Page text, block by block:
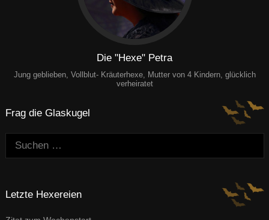
Die "Hexe" Petra
Jung geblieben, Vollblut- Kräuterhexe, Mutter von 4 Kindern, glücklich
verheiratet
Frag die Glaskugel
Suchen:
Letzte Hexereien